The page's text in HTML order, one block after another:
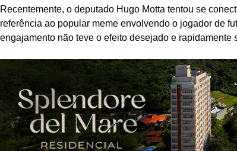
Recentemente, o deputado Hugo Motta tentou se
referência ao popular meme envolvendo o jogador de
engajamento não teve o efeito desejado e rapidamente